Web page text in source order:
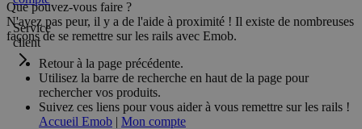
Service
client
Que pouvez-vous faire ?
N'ayez pas peur, il y a de l'aide à proximité ! Il existe de nombreuses
façons de se remettre sur les rails avec Emob.
Retour à la page précédente.
Utilisez la barre de recherche en haut de la page pour
rechercher vos produits.
Suivez ces liens pour vous aider à vous remettre sur les rails !
Accueil Emob | Mon compte